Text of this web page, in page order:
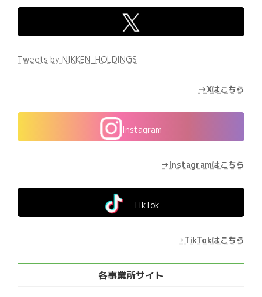
Tweets by NIKKEN_HOLDINGS
→Xはこちら
Instagram
→Instagramはこちら
TikTok
→TikTokはこちら
各事業所サイト